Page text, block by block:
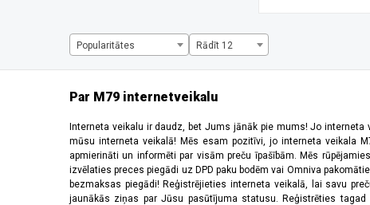
Apple iPhone 16 Pro Max (1)
Apple iPhone 7 plusApple iPhone 8 plus (1)
Armor X10 Pro (1)
Asus Zenfone 9
Blaze HW10H (1)
CT45 XP, CT45, CT40 XP, CT40 (1)
Desire 22 Pro (1)
EC50/EC55 (1)
Edge 1030
(1)
Popularitātes Rādīt 12
Par M79 internetveikalu
Interneta veikalu ir daudz, bet Jums jānāk pie mums! Jo
mūsu interneta veikalā! Mēs esam pozitīvi, jo interneta veikala
apmierināti un informēti par visām preču īpašībām. Mēs
izvēlaties preces piegādi uz DPD paku bodēm vai Omniva
bezmaksas piegādi! Reģistrējieties interneta veikalā, lai savu
jaunākās ziņas par Jūsu pasūtījuma statusu. Reģistrēties